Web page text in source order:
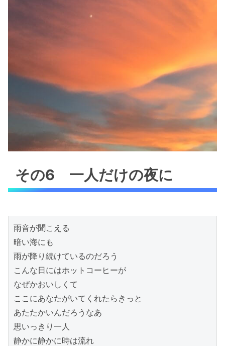
その6 一人だけの夜に
雨音が聞こえる
暗い海にも
雨が降り続けているのだろう
こんな日にはホットコーヒーが
なぜかおいしくて
ここにあなたがいてくれたらきっと
あたたかいんだろうなあ
思いっきり一人
静かに静かに時は流れ